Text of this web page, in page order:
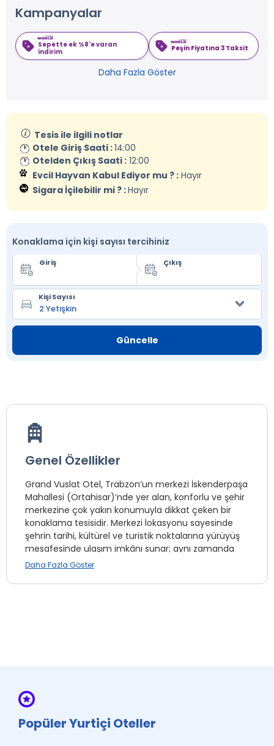
Kampanyalar
Sepette ek %8'e varan
indirim
Peşin Fiyatına 3 Taksit
Daha Fazla Göster
Tesis ile ilgili notlar
Otele Giriş Saati :14:00
Otelden Çıkış Saati : 12:00
Evcil Hayvan Kabul Ediyor mu ? : Hayır
Sigara İçilebilir mi ? :Hayır
Konaklama için kişi sayısı tercihiniz
Giriş Çıkış
Kişi Sayısı
Güncelle
Genel Özellikler
Grand Vuslat Otel, Trabzon’un merkezi İskenderpaşa
Mahallesi (Ortahisar)’nde yer alan, konforlu ve şehir
merkezine çok yakın konumuyla dikkat çeken bir
konaklama tesisidir. Merkezi lokasyonu sayesinde
şehrin tarihi, kültürel ve turistik noktalarına yürüyüş
mesafesinde ulaşım imkânı sunar; aynı zamanda
çevre ilçelere ve ulaşım noktalarına kolay bağlantı
güne enerjik bir başlangıç yapılabilir. Otelde ayrıca
otopark gibi hizmetler de bulunur. 24 saat açık
Daha Fazla Göster
Popüler Yurtiçi Oteller